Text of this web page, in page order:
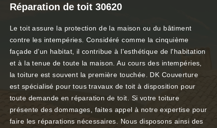
Réparation de toit 30620
Le toit assure la protection de la maison ou du bâtiment
contre les intempéries. Considéré comme la cinquième
façade d’un habitat, il contribue à l'esthétique de l'habitation
et à la tenue de toute la maison. Au cours des intempéries,
la toiture est souvent la première touchée. DK Couverture
est spécialisé pour tous travaux de toit à disposition pour
toute demande en réparation de toit. Si votre toiture
présente des dommages, faites appel à notre expertise pour
faire les réparations nécessaires. Nous disposons ainsi des